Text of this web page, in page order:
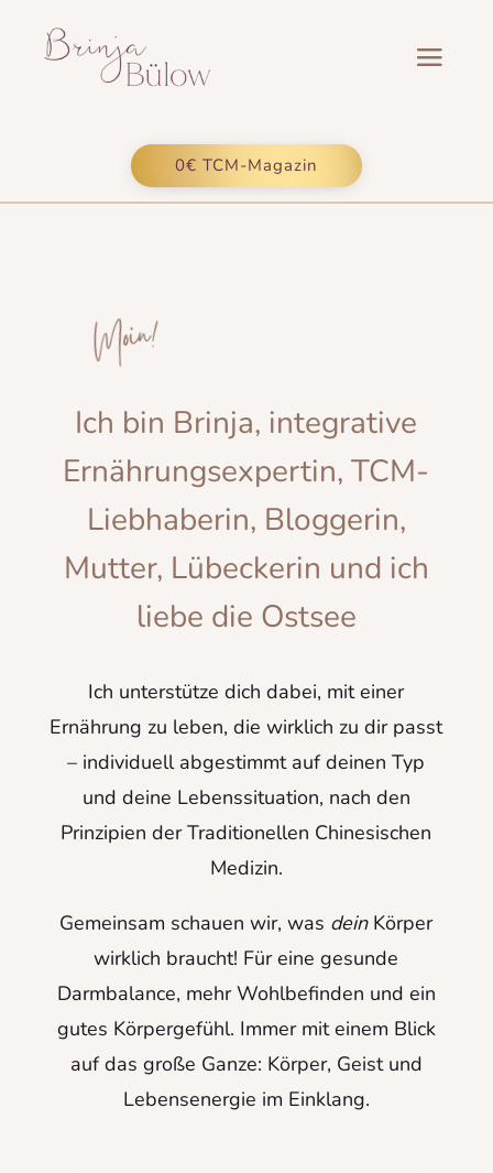
0€ TCM-Magazin
Moin!
Ich bin Brinja, integrative
Ernährungsexpertin, TCM-
Liebhaberin, Bloggerin,
Mutter, Lübeckerin und ich
liebe die Ostsee
Ich unterstütze dich dabei, mit einer
Ernährung zu leben, die wirklich zu dir passt
– individuell abgestimmt auf deinen Typ
und deine Lebenssituation, nach den
Prinzipien der Traditionellen Chinesischen
Medizin.
Gemeinsam schauen wir, was deinKörper
wirklich braucht! Für eine gesunde
Darmbalance, mehr Wohlbefinden und ein
gutes Körpergefühl. Immer mit einem Blick
auf das große Ganze: Körper, Geist und
Lebensenergie im Einklang.